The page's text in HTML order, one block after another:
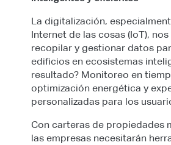
La digitalización,
Internet de las cosas (IoT),
recopilar y gestionar datos
edificios en ecosistemas
resultado? Monitoreo en
optimización energética y
personalizadas para los
Con carteras de propiedades
las empresas necesitarán